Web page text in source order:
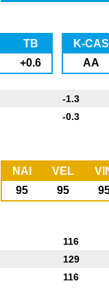
TB
+0.6
K-CAS
AA
-1.3
-0.3
NAI VEL
95
95
116
129
116